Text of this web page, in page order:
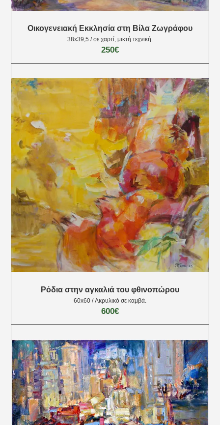
Οικογενειακή Εκκλησία στη Βίλα Ζωγράφου
38x39,5 / σε χαρτί, μικτή τεχνική.
250€
Ρόδια στην αγκαλιά του φθινοπώρου
60x60 / Ακρυλικό σε καμβά.
600€